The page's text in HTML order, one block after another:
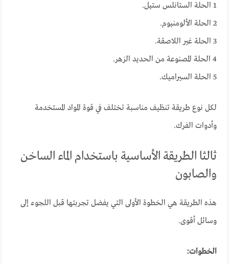
1 الحلة الستانلس ستيل.
2 الحلة الألومنيوم.
3 الحلة غير اللاصقة.
4 الحلة المصنوعة من الحديد الزهر.
5 الحلة السيراميك.
لكل نوع طريقة تنظيف مناسبة تختلف في قوة المواد المستخدمة
وأدوات الفرك.
ثالثا الطريقة الأساسية باستخدام الماء الساخن
والصابون
هذه الطريقة هي الخطوة الأولى التي يفضل تجربتها قبل اللجوء إلى
وسائل أقوى.
الخطوات: